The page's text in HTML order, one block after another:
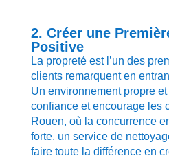
2. Créer une
Positive
La propreté est l’un des
clients remarquent en
Un environnement propre
confiance et encourage les
Rouen, où la concurrence
forte, un service de
faire toute la différence en